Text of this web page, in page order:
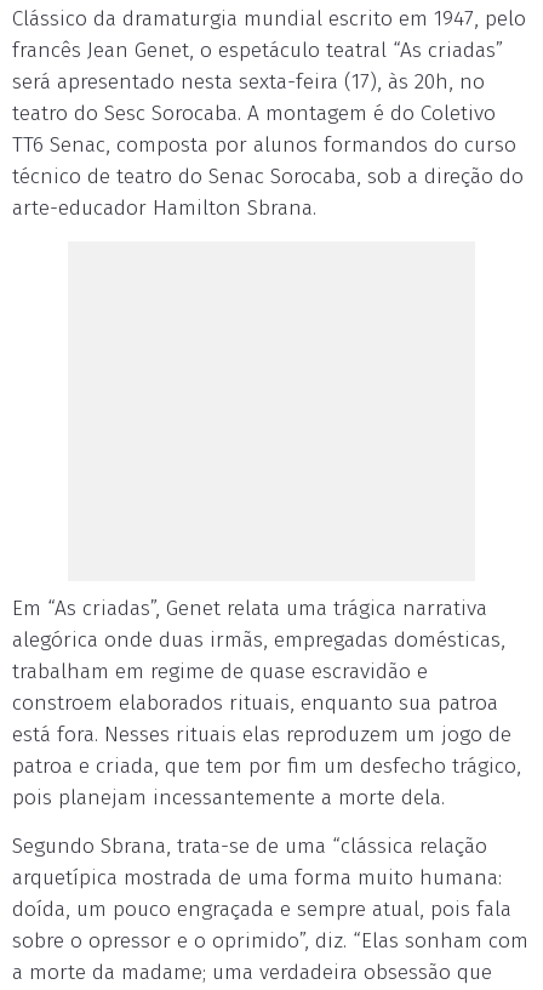
Clássico da dramaturgia mundial escrito em 1947, pelo
francês Jean Genet, o espetáculo teatral “As criadas”
será apresentado nesta sexta-feira (17), às 20h, no
teatro do Sesc Sorocaba. A montagem é do Coletivo
TT6 Senac, composta por alunos formandos do curso
técnico de teatro do Senac Sorocaba, sob a direção do
arte-educador Hamilton Sbrana.
Em “As criadas”, Genet relata uma trágica narrativa
alegórica onde duas irmãs, empregadas domésticas,
trabalham em regime de quase escravidão e
constroem elaborados rituais, enquanto sua patroa
está fora. Nesses rituais elas reproduzem um jogo de
patroa e criada, que tem por fim um desfecho trágico,
pois planejam incessantemente a morte dela.
Segundo Sbrana, trata-se de uma “clássica relação
arquetípica mostrada de uma forma muito humana:
doída, um pouco engraçada e sempre atual, pois fala
sobre o opressor e o oprimido”, diz. “Elas sonham com
a morte da madame; uma verdadeira obsessão que